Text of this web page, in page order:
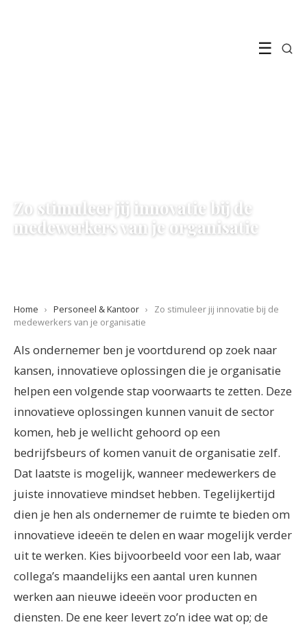
☰
Zo stimuleer jij innovatie bij de
medewerkers van je organisatie
Home › Personeel & Kantoor ›
Zo stimuleer jij innovatie bij de
medewerkers van je organisatie
Als ondernemer ben je voortdurend op zoek naar
kansen, innovatieve oplossingen die je organisatie
helpen een volgende stap voorwaarts te zetten. Deze
innovatieve oplossingen kunnen vanuit de sector
komen, heb je wellicht gehoord op een
bedrijfsbeurs of komen vanuit de organisatie zelf.
Dat laatste is mogelijk, wanneer medewerkers de
juiste innovatieve mindset hebben. Tegelijkertijd
dien je hen als ondernemer de ruimte te bieden om
innovatieve ideeën te delen en waar mogelijk verder
uit te werken. Kies bijvoorbeeld voor een lab, waar
collega’s maandelijks een aantal uren kunnen
werken aan nieuwe ideeën voor producten en
diensten. De ene keer levert zo’n idee wat op; de